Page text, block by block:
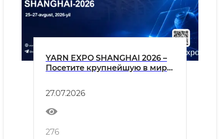
YARN EXPO SHANGHAI 2026 –
Посетите крупнейшую в мире
27.07.2026
276